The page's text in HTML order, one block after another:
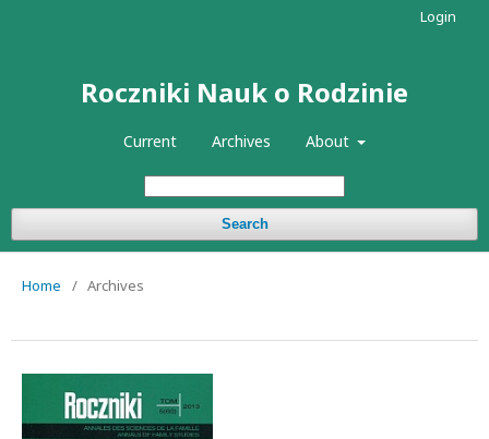
Roczniki Nauk o Rodzinie
Current Archives About
Search
Login
Home / Archives